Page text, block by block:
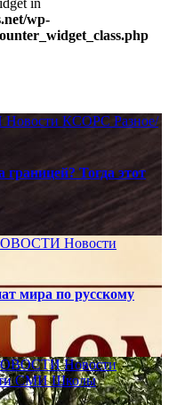
wp-
Новости КСОРС Разное/
Тогда этот
Новости
мира по русскому
Новости
СМИШколы